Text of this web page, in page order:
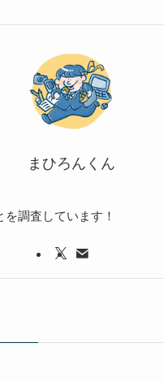
まひろんくん
調査しています！